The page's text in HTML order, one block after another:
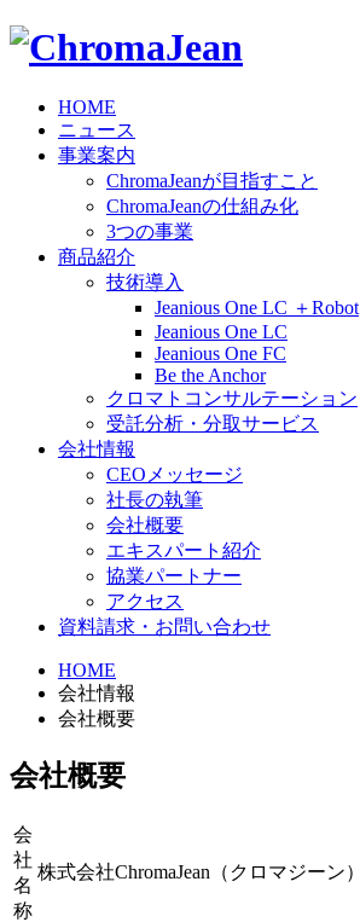
HOME
ニュース
事業案内
ChromaJeanが目指すこと
ChromaJeanの仕組み化
3つの事業
商品紹介
技術導入
Jeanious One LC ＋Robot
Jeanious One LC
Jeanious One FC
Be the Anchor
クロマトコンサルテーション
受託分析・分取サービス
会社情報
CEOメッセージ
社長の執筆
会社概要
エキスパート紹介
協業パートナー
アクセス
資料請求・お問い合わせ
HOME
会社情報
会社概要
会社概要
会
社
名
称
株式会社ChromaJean（クロマジーン）